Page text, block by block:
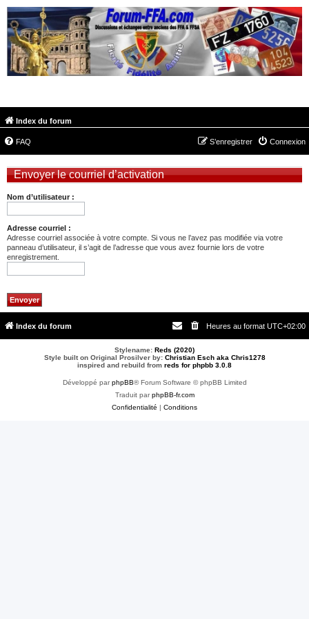
Index du forum
FAQ Connexion
S’enregistrer
Envoyer le courriel d’activation
Nom d’utilisateur :
Adresse courriel :
Adresse courriel associée à votre compte. Si vous ne l’avez pas modifiée via votre
panneau d’utilisateur, il s’agit de l’adresse que vous avez fournie lors de votre
enregistrement.
Index du forum Heures au format UTC+02:00
Stylename: Reds (2020)
Style built on Original Prosilver by: Christian Esch aka Chris1278
inspired and rebuild from reds for phpbb 3.0.8
Développé parphpBB® Forum Software © phpBB Limited
Traduit parphpBB-fr.com
Confidentialité | Conditions